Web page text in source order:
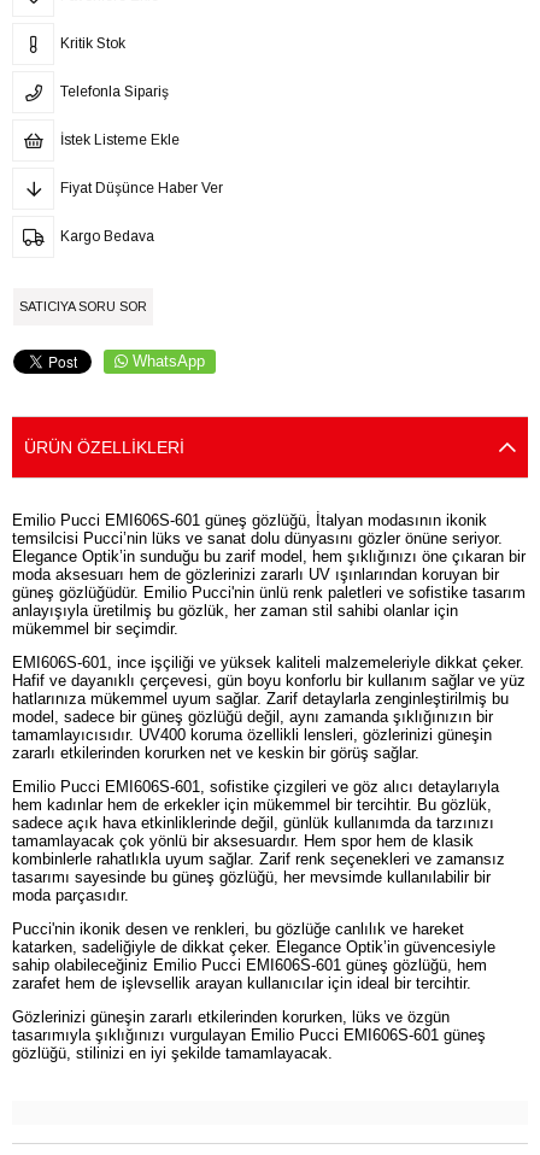
Kritik Stok
Telefonla Sipariş
İstek Listeme Ekle
Fiyat Düşünce Haber Ver
Kargo Bedava
SATICIYA SORU SOR
WhatsApp
ÜRÜN ÖZELLIKLERI
Emilio Pucci EMI606S-601 güneş gözlüğü, İtalyan modasının ikonik
temsilcisi Pucci’nin lüks ve sanat dolu dünyasını gözler önüne seriyor.
Elegance Optik’in sunduğu bu zarif model, hem şıklığınızı öne çıkaran bir
moda aksesuarı hem de gözlerinizi zararlı UV ışınlarından koruyan bir
güneş gözlüğüdür. Emilio Pucci'nin ünlü renk paletleri ve sofistike tasarım
anlayışıyla üretilmiş bu gözlük, her zaman stil sahibi olanlar için
mükemmel bir seçimdir.
EMI606S-601, ince işçiliği ve yüksek kaliteli malzemeleriyle dikkat çeker.
Hafif ve dayanıklı çerçevesi, gün boyu konforlu bir kullanım sağlar ve yüz
hatlarınıza mükemmel uyum sağlar. Zarif detaylarla zenginleştirilmiş bu
model, sadece bir güneş gözlüğü değil, aynı zamanda şıklığınızın bir
tamamlayıcısıdır. UV400 koruma özellikli lensleri, gözlerinizi güneşin
zararlı etkilerinden korurken net ve keskin bir görüş sağlar.
Emilio Pucci EMI606S-601, sofistike çizgileri ve göz alıcı detaylarıyla
hem kadınlar hem de erkekler için mükemmel bir tercihtir. Bu gözlük,
sadece açık hava etkinliklerinde değil, günlük kullanımda da tarzınızı
tamamlayacak çok yönlü bir aksesuardır. Hem spor hem de klasik
kombinlerle rahatlıkla uyum sağlar. Zarif renk seçenekleri ve zamansız
tasarımı sayesinde bu güneş gözlüğü, her mevsimde kullanılabilir bir
moda parçasıdır.
Pucci'nin ikonik desen ve renkleri, bu gözlüğe canlılık ve hareket
katarken, sadeliğiyle de dikkat çeker. Elegance Optik’in güvencesiyle
sahip olabileceğiniz Emilio Pucci EMI606S-601 güneş gözlüğü, hem
zarafet hem de işlevsellik arayan kullanıcılar için ideal bir tercihtir.
Gözlerinizi güneşin zararlı etkilerinden korurken, lüks ve özgün
tasarımıyla şıklığınızı vurgulayan Emilio Pucci EMI606S-601 güneş
gözlüğü, stilinizi en iyi şekilde tamamlayacak.